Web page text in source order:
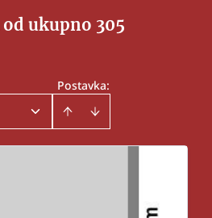
ukupno 305
Postavka: